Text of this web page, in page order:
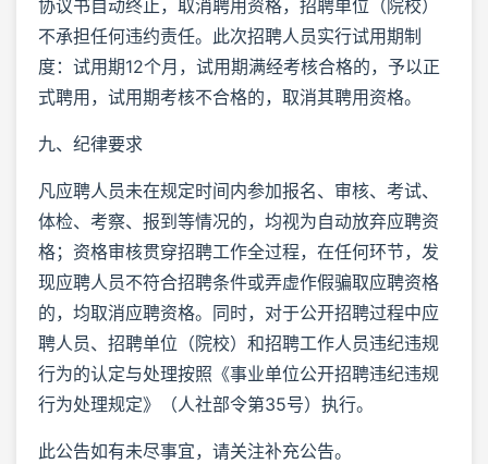
协议书自动终止，取消聘用资格，招聘单位（院校）
不承担任何违约责任。此次招聘人员实行试用期制
度：试用期12个月，试用期满经考核合格的，予以正
式聘用，试用期考核不合格的，取消其聘用资格。
九、纪律要求
凡应聘人员未在规定时间内参加报名、审核、考试、
体检、考察、报到等情况的，均视为自动放弃应聘资
格；资格审核贯穿招聘工作全过程，在任何环节，发
现应聘人员不符合招聘条件或弄虚作假骗取应聘资格
的，均取消应聘资格。同时，对于公开招聘过程中应
聘人员、招聘单位（院校）和招聘工作人员违纪违规
行为的认定与处理按照《事业单位公开招聘违纪违规
行为处理规定》（人社部令第35号）执行。
此公告如有未尽事宜，请关注补充公告。